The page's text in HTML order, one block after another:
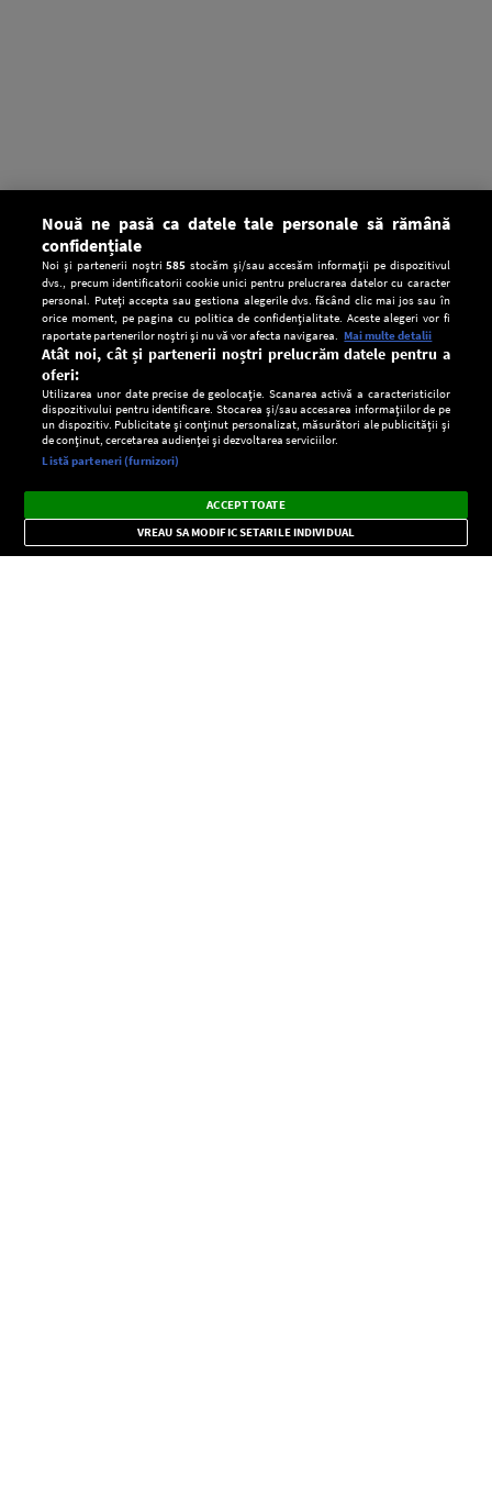
CONFIDENŢIALITATE
Setări:
Dark
Mode
Radio live, podcasturi, știri și alerte
importante.
×
Nouă ne pasă ca datele tale personale să rămână
confidențiale
Noi și partenerii noștri585 stocăm și/sau accesăm informații pe dispozitivul
dvs., precum identificatorii cookie unici pentru prelucrarea datelor cu caracter
personal. Puteți accepta sau gestiona alegerile dvs. făcând clic mai jos sau în
orice moment, pe pagina cu politica de confidențialitate. Aceste alegeri vor fi
raportate partenerilor noștri și nu vă vor afecta navigarea. Mai multe detalii
Atât noi, cât și partenerii noștri prelucrăm datele pentru a
oferi:
Utilizarea unor date precise de geolocație. Scanarea activă a caracteristicilor
dispozitivului pentru identificare. Stocarea și/sau accesarea informațiilor de pe
un dispozitiv. Publicitate și conținut personalizat, măsurători ale publicității și
de conținut, cercetarea audienței și dezvoltarea serviciilor.
Listă parteneri (furnizori)
ACCEPT TOATE
VREAU SA MODIFIC SETARILE INDIVIDUAL